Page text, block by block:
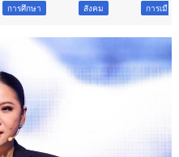
สังคม การเมือง ภูมิภาค